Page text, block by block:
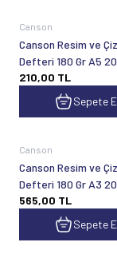
Canson
Canson Resim ve
Defteri 180 Gr A5
Üstten Spiralli
210,00 TL
Sepete
Canson
Canson Resim ve
Defteri 180 Gr A3
Üstten Spiralli
565,00 TL
Sepete